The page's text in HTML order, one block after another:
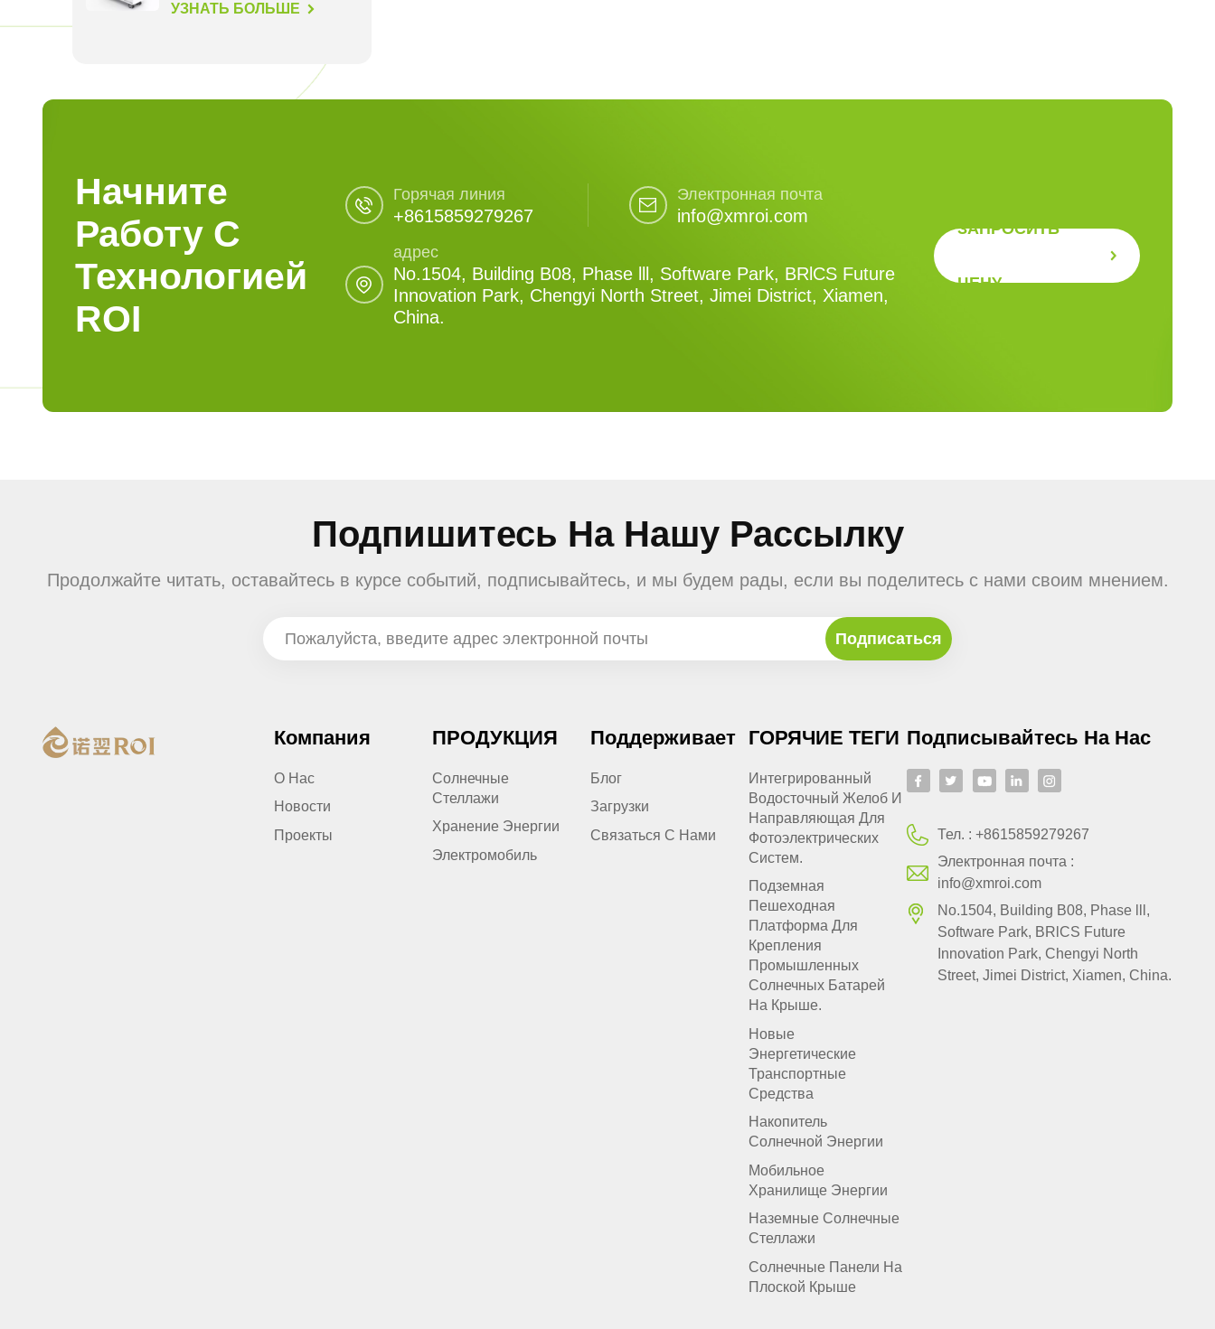
УЗНАТЬ БОЛЬШЕ
Начните
Работу С
Технологией
ROI
Горячая линия
+8615859279267
Электронная почта
info@xmroi.com
адрес
No.1504, Building B08, Phase lll, Software Park, BRlCS Future
Innovation Park, Chengyi North Street, Jimei District, Xiamen,
China.
ЗАПРОСИТЬ
ЦЕНУ
Подпишитесь На Нашу Рассылку
Продолжайте читать, оставайтесь в курсе событий, подписывайтесь, и мы будем рады, если вы поделитесь с нами своим мнением.
Компания
О Нас
Новости
Проекты
ПРОДУКЦИЯ
Солнечные
Стеллажи
Хранение Энергии
Электромобиль
Поддерживает
Блог
Загрузки
Связаться С Нами
ГОРЯЧИЕ ТЕГИ
Интегрированный
Водосточный Желоб И
Направляющая Для
Фотоэлектрических
Систем.
Подземная
Пешеходная
Платформа Для
Крепления
Промышленных
Солнечных Батарей
На Крыше.
Новые
Энергетические
Транспортные
Средства
Накопитель
Солнечной Энергии
Мобильное
Хранилище Энергии
Наземные Солнечные
Стеллажи
Солнечные Панели На
Плоской Крыше
Подписывайтесь На Нас
Тел. :+8615859279267
Электронная почта :
info@xmroi.com
No.1504, Building B08, Phase lll,
Software Park, BRlCS Future
Innovation Park, Chengyi North
Street, Jimei District, Xiamen, China.